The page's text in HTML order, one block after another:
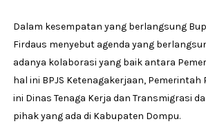
Dalam kesempatan yang berlangsung
Firdaus menyebut agenda yang
adanya kolaborasi yang baik antara
hal ini BPJS Ketenagakerjaan, Pemerintah
ini Dinas Tenaga Kerja dan Transmigrasi
pihak yang ada di Kabupaten Dompu.